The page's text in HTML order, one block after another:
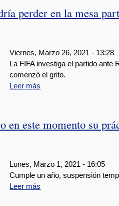
perder en la mesa
Viernes, Marzo 26, 2021 - 13:28
La FIFA investiga el partido ante
comenzó el grito.
Leer más
en este momento su
Lunes, Marzo 1, 2021 - 16:05
Cumple un año, suspensión
Leer más